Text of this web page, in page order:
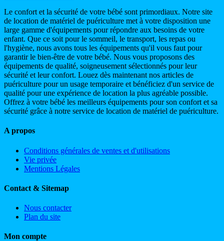
Le confort et la sécurité de votre bébé sont primordiaux. Notre site
de location de matériel de puériculture met à votre disposition une
large gamme d'équipements pour répondre aux besoins de votre
enfant. Que ce soit pour le sommeil, le transport, les repas ou
l'hygiène, nous avons tous les équipements qu'il vous faut pour
garantir le bien-être de votre bébé. Nous vous proposons des
équipements de qualité, soigneusement sélectionnés pour leur
sécurité et leur confort. Louez dès maintenant nos articles de
puériculture pour un usage temporaire et bénéficiez d'un service de
qualité pour une expérience de location la plus agréable possible.
Offrez à votre bébé les meilleurs équipements pour son confort et sa
sécurité grâce à notre service de location de matériel de puériculture.
A propos
Conditions générales de ventes et d'utilisations
Vie privée
Mentions Légales
Contact & Sitemap
Nous contacter
Plan du site
Mon compte